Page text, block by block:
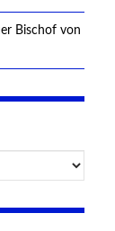
Bischof von